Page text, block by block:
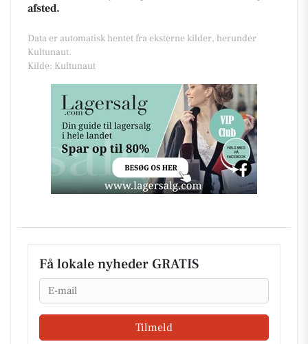
afsted.
Data er automatisk hentet fra eksterne kilder, herunder
Kultunaut.
Kilde: Kultunaut
Få lokale nyheder GRATIS
Email
Tilmeld